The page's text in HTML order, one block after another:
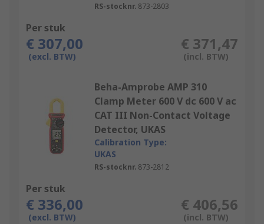
RS-stocknr. 873-2803
Per stuk
€ 307,00
(excl. BTW)
€ 371,47
(incl. BTW)
Beha-Amprobe AMP 310
Clamp Meter 600 V dc 600 V ac
CAT III Non-Contact Voltage
Detector, UKAS
Calibration Type:
UKAS
RS-stocknr. 873-2812
Per stuk
€ 336,00
(excl. BTW)
€ 406,56
(incl. BTW)